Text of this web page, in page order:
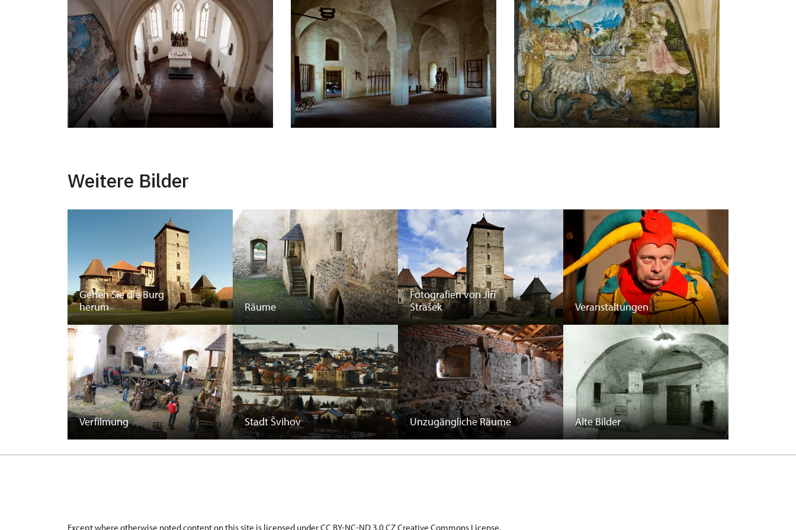
Weitere Bilder
Gehen Sie die Burg
herum
Räume
Fotografien von Jiří
Strašek
Veranstaltungen
Verfilmung Stadt Švihov Unzugängliche Räume Alte Bilder
Except where otherwise noted content on this site is licensed under CC BY-NC-ND 3.0 CZCreative Commons License.